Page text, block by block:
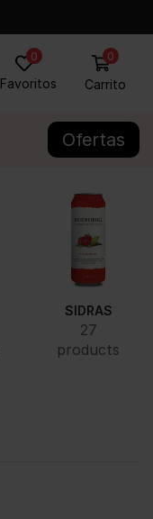
0
Favoritos
0
Carrito
Ofertas
SIDRAS
27
products